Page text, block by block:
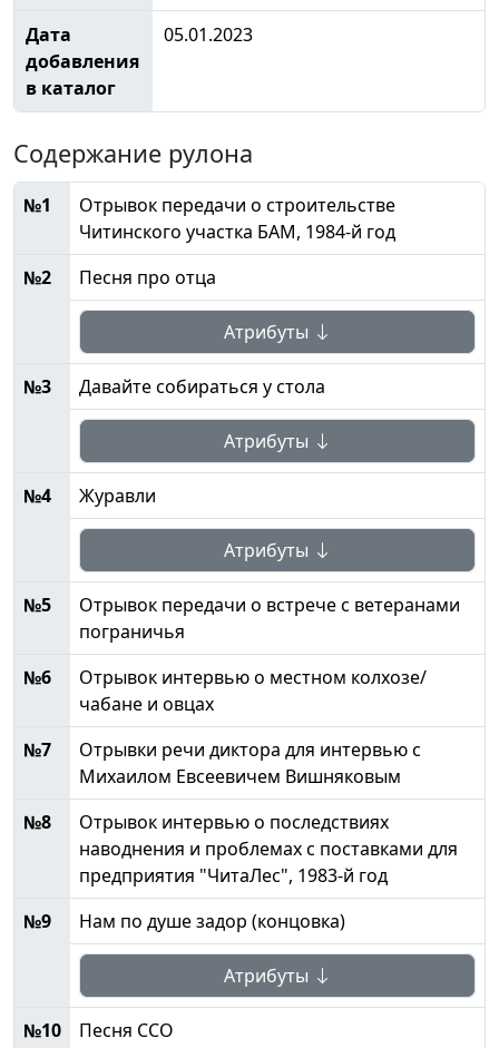
Дата
добавления
в каталог
05.01.2023
Содержание рулона
№1
Отрывок передачи о строительстве
Читинского участка БАМ, 1984-й год
№2
Песня про отца
Атрибуты
№3 Давайте собираться у стола
Атрибуты
№4 Журавли
Атрибуты
№5
Отрывок передачи о встрече с ветеранами
пограничья
№6
Отрывок интервью о местном колхозе/
чабане и овцах
№7
Отрывки речи диктора для интервью с
Михаилом Евсеевичем Вишняковым
№8
Отрывок интервью о последствиях
наводнения и проблемах с поставками для
предприятия "ЧитаЛес", 1983-й год
№9
Нам по душе задор (концовка)
Атрибуты
№10 Песня ССО